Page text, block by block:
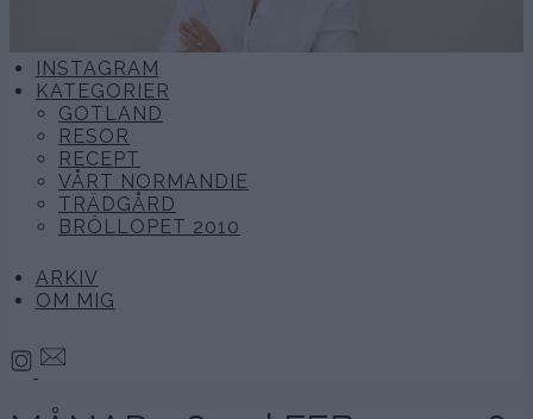
INSTAGRAM
KATEGORIER
GOTLAND
RESOR
RECEPT
VÅRT NORMANDIE
TRÄDGÅRD
BRÖLLOPET 2010
ARKIV
OM MIG